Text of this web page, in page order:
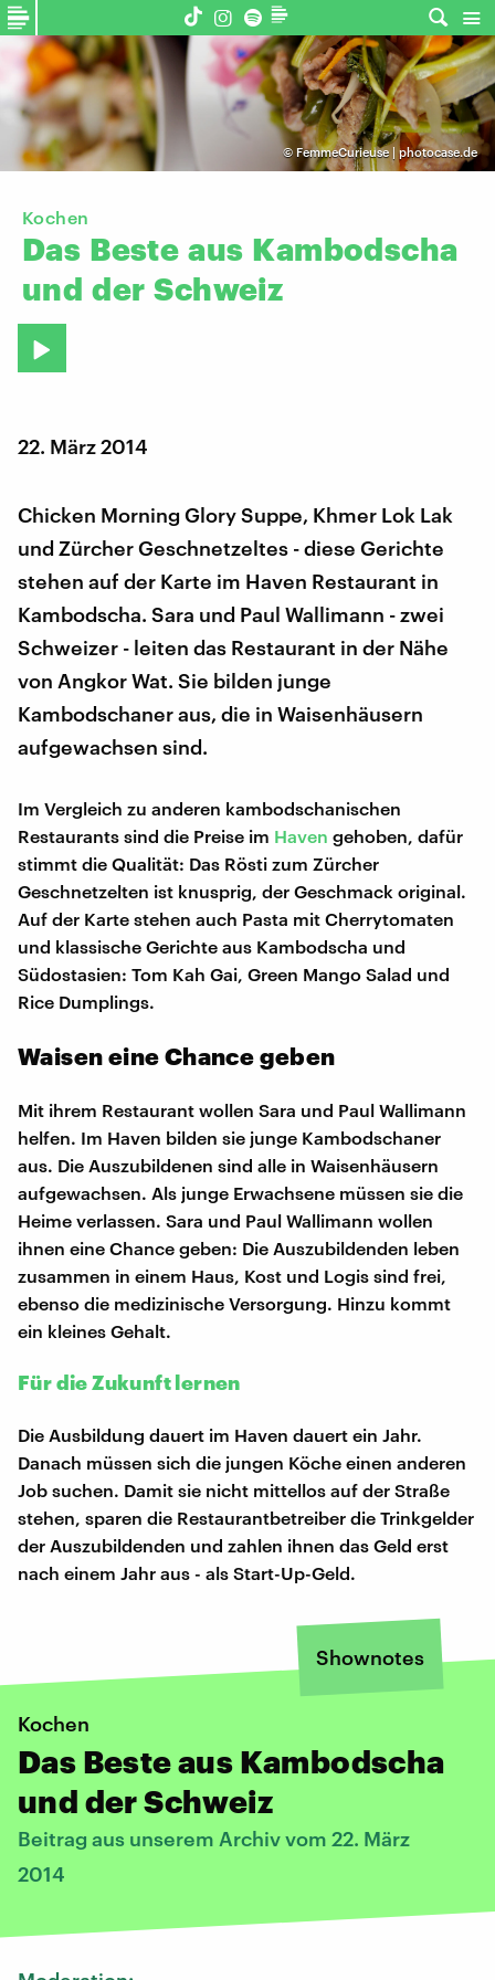
© FemmeCurieuse | photocase.de
Kochen
Das Beste aus Kambodscha
und der Schweiz
22. März 2014
Chicken Morning Glory Suppe, Khmer Lok Lak
und Zürcher Geschnetzeltes - diese Gerichte
stehen auf der Karte im Haven Restaurant in
Kambodscha. Sara und Paul Wallimann - zwei
Schweizer - leiten das Restaurant in der Nähe
von Angkor Wat. Sie bilden junge
Kambodschaner aus, die in Waisenhäusern
aufgewachsen sind.
Im Vergleich zu anderen kambodschanischen
Restaurants sind die Preise im Haven gehoben, dafür
stimmt die Qualität: Das Rösti zum Zürcher
Geschnetzelten ist knusprig, der Geschmack original.
Auf der Karte stehen auch Pasta mit Cherrytomaten
und klassische Gerichte aus Kambodscha und
Südostasien: Tom Kah Gai, Green Mango Salad und
Rice Dumplings.
Waisen eine Chance geben
Mit ihrem Restaurant wollen Sara und Paul Wallimann
helfen. Im Haven bilden sie junge Kambodschaner
aus. Die Auszubildenen sind alle in Waisenhäusern
aufgewachsen. Als junge Erwachsene müssen sie die
Heime verlassen. Sara und Paul Wallimann wollen
ihnen eine Chance geben: Die Auszubildenden leben
zusammen in einem Haus, Kost und Logis sind frei,
ebenso die medizinische Versorgung. Hinzu kommt
ein kleines Gehalt.
Für die Zukunft lernen
Die Ausbildung dauert im Haven dauert ein Jahr.
Danach müssen sich die jungen Köche einen anderen
Job suchen. Damit sie nicht mittellos auf der Straße
stehen, sparen die Restaurantbetreiber die Trinkgelder
der Auszubildenden und zahlen ihnen das Geld erst
nach einem Jahr aus - als Start-Up-Geld.
Shownotes
Kochen
Das Beste aus Kambodscha
und der Schweiz
Beitrag aus unserem Archiv vom 22. März
2014